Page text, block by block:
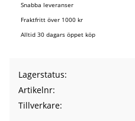
Snabba leveranser
Fraktfritt över 1000 kr
Alltid 30 dagars öppet köp
Lagerstatus
Artikelnr
Tillverkare